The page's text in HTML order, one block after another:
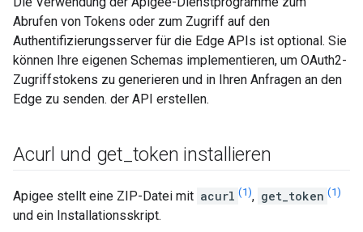
Abrufen von Tokens oder zum Zugriff auf den
Authentifizierungsserver für die Edge APIs ist optional. Sie
können Ihre eigenen Schemas implementieren, um OAuth2-
Zugriffstokens zu generieren und in Ihren Anfragen an den
Edge zu senden. der API erstellen.
Acurl und get token installieren
Apigee stellt eine ZIP-Datei mit acurl (1), get_token (1)
und ein Installationsskript.